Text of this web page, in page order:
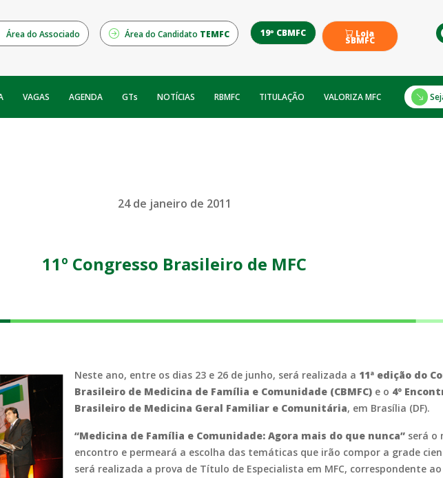
Área do Associado Área do Candidato TEMFC 19º CBMFC Loja
SBMFC
VAGAS AGENDA GTs NOTÍCIAS RBMFC TITULAÇÃO VALORIZA MFC
24 de janeiro de 2011
11º Congresso Brasileiro de MFC
Neste ano, entre os dias 23 e 26 de junho, será realizada a 11ª edição do
Brasileiro de Medicina de Família e Comunidade (CBMFC) e o 4º
Brasileiro de Medicina Geral Familiar e Comunitária, em Brasília (DF).
“Medicina de Família e Comunidade: Agora mais do que nunca” será o
encontro e permeará a escolha das temáticas que irão compor a grade
será realizada a prova de Título de Especialista em MFC, correspondente ao